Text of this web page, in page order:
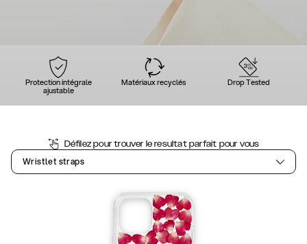
Protection intégrale
ajustable
Matériaux recyclés Drop Tested
Défilez pour trouver le resultat parfait pour vous
Wristlet straps